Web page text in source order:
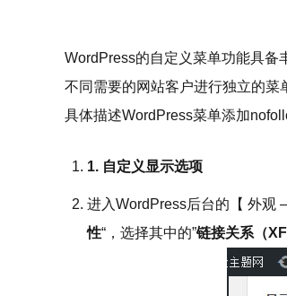
WordPress的自定义菜单功能具备
不同需要的网站客户进行独立的
具体描述WordPress菜单添加
1. 自定义显示选项
进入WordPress后台的【 外观
性“，选择其中的”链接关系（